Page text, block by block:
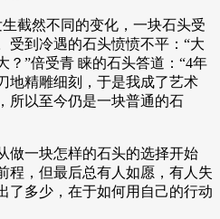
截然不同的变化，一块石头受
受到冷遇的石头愤愤不平：“大
？”倍受青 睐的石头答道：“4年
地精雕细刻，于是我成了艺术
所以至今仍是一块普通的石
做一块怎样的石头的选择开始
程，但最后总有人如愿，有人失
了多少，在于如何用自己的行动